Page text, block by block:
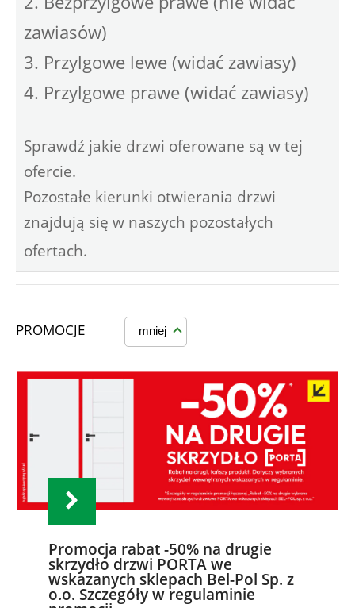
zawiasów)
3. Przylgowe lewe (widać zawiasy)
4. Przylgowe prawe (widać zawiasy)
Sprawdź jakie drzwi oferowane są w tej
ofercie.
Pozostałe kierunki otwierania drzwi
znajdują się w naszych pozostałych
ofertach.
PROMOCJE mniej
Promocja rabat -50% na drugie
skrzydło drzwi PORTA we
wskazanych sklepach Bel-Pol Sp. z
o.o. Szczegóły w regulaminie